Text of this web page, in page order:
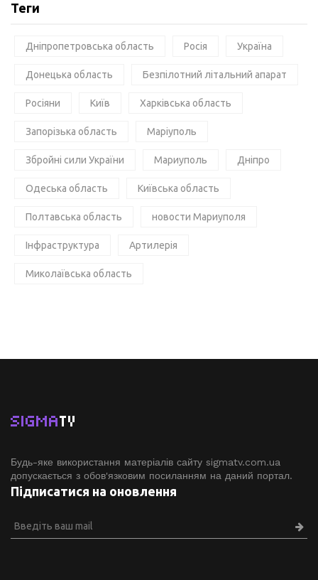
Теги
Дніпропетровська область Росія Україна
Донецька область Безпілотний літальний апарат
Росіяни Київ Харківська область
Запорізька область Маріуполь
Збройні сили України Мариуполь Дніпро
Одеська область Київська область
Полтавська область новости Мариуполя
Інфраструктура Артилерія
Миколаївська область
SIGMATV
Будь-яке використання матеріалів сайту sigmatv.com.ua
допускається з обов'язковим посиланням на даний портал.
Підписатися на оновлення